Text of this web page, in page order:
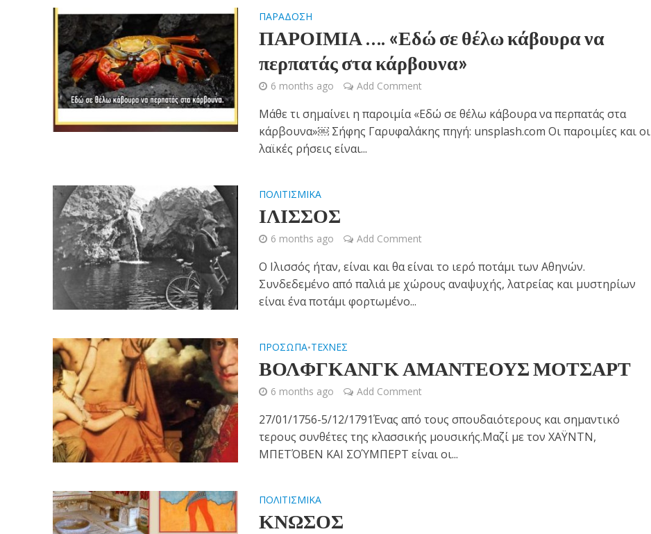
ΠΑΡΑΔΟΣΗ
ΠΑΡΟΙΜΙΑ …. «Εδώ σε θέλω κάβουρα να
περπατάς στα κάρβουνα»
6 months ago Add Comment
Μάθε τι σημαίνει η παροιμία «Εδώ σε θέλω κάβουρα να περπατάς στα
κάρβουνα»￼ Σήφης Γαρυφαλάκης πηγή: unsplash.com Οι παροιμίες και οι
λαϊκές ρήσεις είναι...
ΠΟΛΙΤΙΣΜΙΚΑ
ΙΛΙΣΣΟΣ
6 months ago Add Comment
Ο Ιλισσός ήταν, είναι και θα είναι το ιερό ποτάμι των Αθηνών.
Συνδεδεμένο από παλιά με χώρους αναψυχής, λατρείας και μυστηρίων
είναι ένα ποτάμι φορτωμένο...
ΠΡΟΣΩΠΑ•ΤΕΧΝΕΣ
ΒΟΛΦΓΚΑΝΓΚ ΑΜΑΝΤΕΟΥΣ ΜΟΤΣΑΡΤ
6 months ago Add Comment
27/01/1756-5/12/1791Ένας από τους σπουδαιότερους και σημαντικό
τερους συνθέτες της κλασσικής μουσικής.Μαζί με τον ΧΑΫΝΤΝ,
ΜΠΕΤΌΒΕΝ ΚΑΙ ΣΟΎΜΠΕΡΤ είναι οι...
ΠΟΛΙΤΙΣΜΙΚΑ
ΚΝΩΣΟΣ